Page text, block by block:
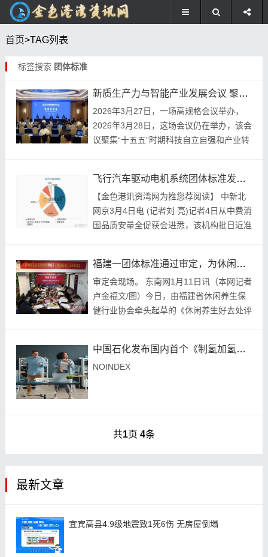
首页>TAG列表
标签搜索 团体标准
新质生产力与智能产业发展会议 聚焦智能网联汽车等前沿
2026年3月27日，一场高规格会议举办，
2026年3月28日，这场会议仍在举办，该会
议聚集“十五五”时期科技自立自强和产业转
飞行汽车驱动电机系统团体标准发布，填补国内空白助力产业发展
【金色港讯资湾网为推您荐阅读】 中新北
网京3月4日电 (记者刘 亮)记者4日从中费消
国品质安量全促获会进悉，该机构批日近准
行...
福建一团体标准通过审定，为休闲养生产业高质量发展指引方向
审定会现场。 东南网1月11日讯（本网记者
卢金福文/图）今日，由福建省休闲养生保
健行业协会牵头起草的《休闲养生好去处评
理念...
中国石化发布国内首个《制氢加氢一体站技术指南》团体标准
NOINDEX
共1页 4条
最新文章
宜宾高县4.9级地震致1死6伤 无房屋倒塌